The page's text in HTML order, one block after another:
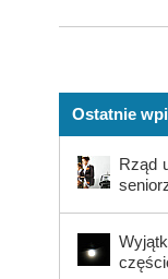
Ostatnie
Rząd